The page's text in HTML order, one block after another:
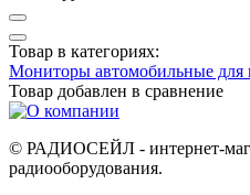
Товар в категориях:
Мониторы автомобильные для
Товар добавлен в сравнение
© РАДИОСЕЙЛ - интернет-
радиооборудования.